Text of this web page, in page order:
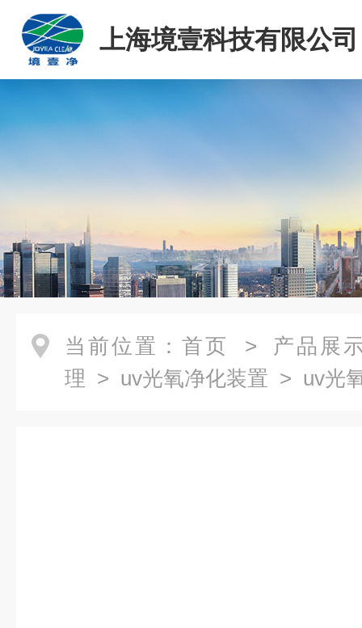
上海境壹科技有限公司
当前位置： 首页 > 产品展
理 > uv光氧净化装置 > uv光